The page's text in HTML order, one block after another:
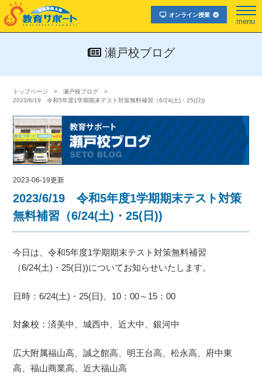
オンライン授業
menu
瀬戸校ブログ
トップページ
瀬戸校ブログ
2023/6/19 令和5年度1学期期末テスト対策無料補習（6/24(土)・25(日))
2023-06-19更新
2023/6/19 令和5年度1学期期末テスト対策
無料補習（6/24(土)・25(日))
今日は、令和5年度1学期期末テスト対策無料補習
（6/24(土)・25(日))についてお知らせいたします。
日時：6/24(土)・25(日)、10：00～15：00
対象校：済美中、城西中、近大中、銀河中
広大附属福山高、誠之館高、明王台高、松永高、府中東
高、福山商業高、近大福山高